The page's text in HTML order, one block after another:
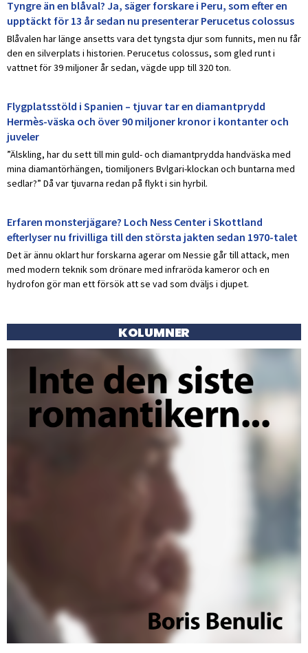
Tyngre än en blåval? Ja, säger forskare i Peru, som efter en
upptäckt för 13 år sedan nu presenterar Perucetus colossus
Blåvalen har länge ansetts vara det tyngsta djur som funnits, men nu får
den en silverplats i historien. Perucetus colossus, som gled runt i
vattnet för 39 miljoner år sedan, vägde upp till 320 ton.
Flygplatsstöld i Spanien – tjuvar tar en diamantprydd
Hermès-väska och över 90 miljoner kronor i kontanter och
juveler
”Älskling, har du sett till min guld- och diamantprydda handväska med
mina diamantörhängen, tiomiljoners Bvlgari-klockan och buntarna med
sedlar?” Då var tjuvarna redan på flykt i sin hyrbil.
Erfaren monsterjägare? Loch Ness Center i Skottland
efterlyser nu frivilliga till den största jakten sedan 1970-talet
Det är ännu oklart hur forskarna agerar om Nessie går till attack, men
med modern teknik som drönare med infraröda kameror och en
hydrofon gör man ett försök att se vad som dväljs i djupet.
KOLUMNER